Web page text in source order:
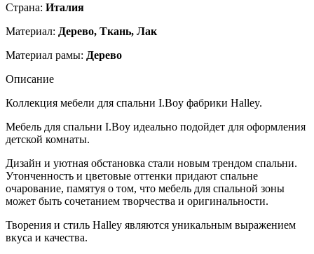
Страна: Италия
Материал: Дерево, Ткань, Лак
Материал рамы: Дерево
Описание
Коллекция мебели для спальни I.Boy фабрики Halley.
Мебель для спальни I.Boy идеально подойдет для оформления
детской комнаты.
Дизайн и уютная обстановка стали новым трендом спальни.
Утонченность и цветовые оттенки придают спальне
очарование, памятуя о том, что мебель для спальной зоны
может быть сочетанием творчества и оригинальности.
Творения и стиль Halley являются уникальным выражением
вкуса и качества.